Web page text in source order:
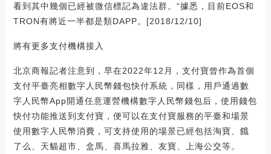
看到其中幾個已經被微信標記為違法群。“據悉，目前EOS和
TRON有將近一半都是類DAPP。[2018/12/10]
將有更多支付機構接入
北京商報記者注意到，早在2022年12月，支付寶曾作為首個
支付平臺亮相數字人民幣錢包快付系統，同樣，用戶通過數
字人民幣App開通任意運營機構數字人民幣錢包后，使用錢包
快付功能推送到支付寶，便可以在支付寶服務的平臺和場景
使用數字人民幣消費，可支持使用的場景已經包括淘寶、餓
了么、天貓超市、盒馬、喜馬拉雅、友寶、上海公交等。